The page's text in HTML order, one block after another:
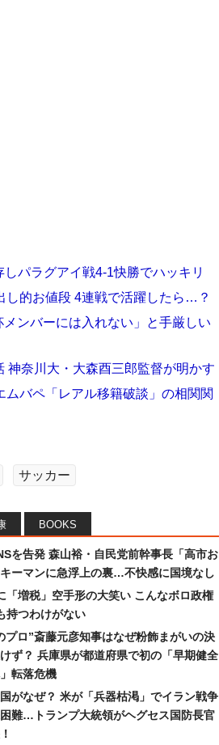
パラグアイ戦4-1快勝でハッキリ
し的お値段 4連戦で活躍したら…？
ンバーには入れない」と手厳しい
神奈川大・大森酉三郎監督が明かす
バペ「レアル移籍破談」の相関関
サッカー
BOOKS
を告発 森山裕・自民党前幹事長「高市お
ーマンに急浮上の裏…不快感に国境なし
「増税」空手形の大笑い こんなボロ政権
持つわけがない
プロ”斎藤元彦知事はなぜ粉飾まがいの決
ず？ 兵庫県が都道府県で初の「早期健全
転落危機
がなぜ？ 米が「兵器枯渇」でイラン戦争
難…トランプ大統領がヘグセス国防長官